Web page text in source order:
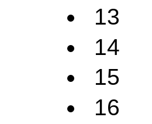
13
14
15
16